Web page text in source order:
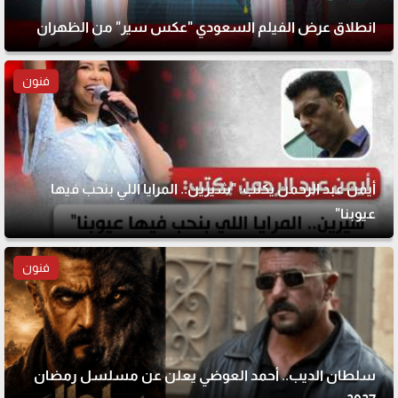
انطلاق عرض الفيلم السعودي "عكس سير" من الظهران
فنون
أيمن عبد الرحمن يكتب: "شيرين.. المرايا اللي بنحب فيها
عيوبنا"
فنون
سلطان الديب.. أحمد العوضي يعلن عن مسلسل رمضان